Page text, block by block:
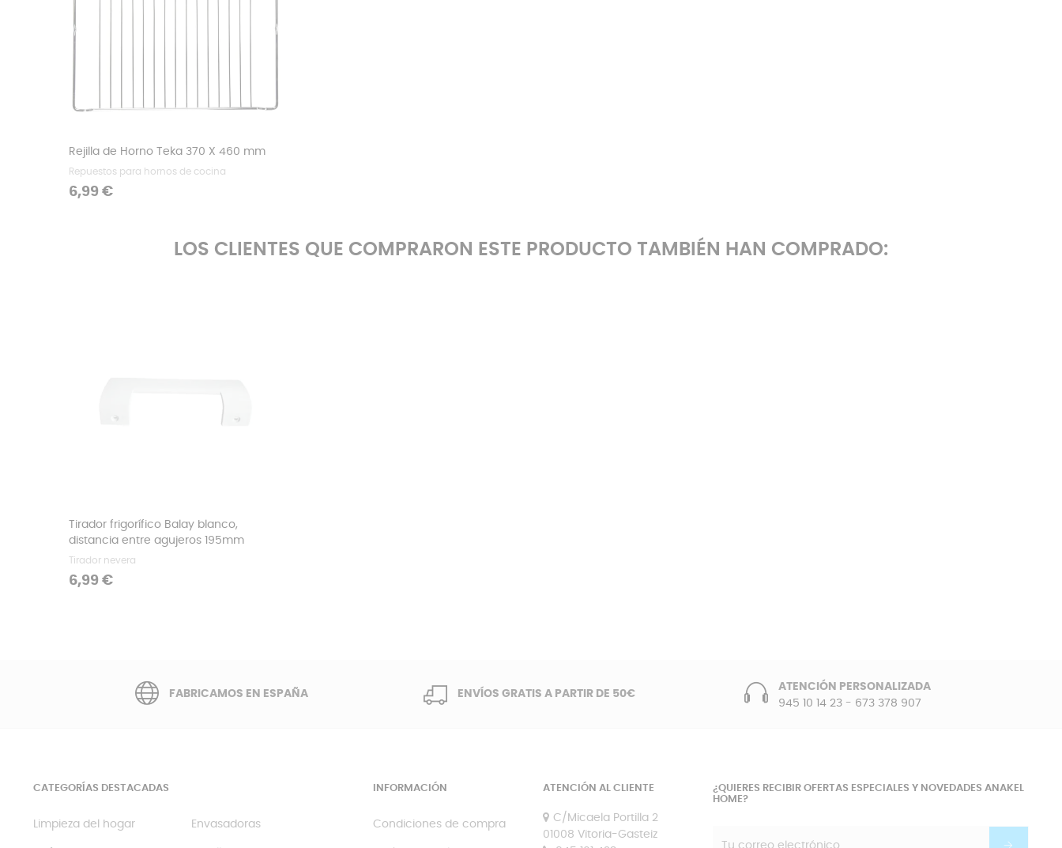
Rejilla de Horno Teka 370 X 460 mm
Repuestos para hornos de cocina
Precio
6,99 €
LOS CLIENTES QUE COMPRARON ESTE PRODUCTO TAMBIÉN HAN COMPRADO:
Tirador frigorífico Balay blanco,
distancia entre agujeros 195mm
Tirador nevera
Precio
6,99 €
FABRICAMOS EN ESPAÑA ENVÍOS GRATIS A PARTIR DE 50€
ATENCIÓN PERSONALIZADA
945 10 14 23 - 673 378 907
CATEGORÍAS DESTACADAS
Limpieza del hogar Envasadoras
INFORMACIÓN
Condiciones de compra
ATENCIÓN AL CLIENTE
C/Micaela Portilla 2
01008 Vitoria-Gasteiz
¿QUIERES RECIBIR OFERTAS ESPECIALES Y NOVEDADES ANAKEL
HOME?